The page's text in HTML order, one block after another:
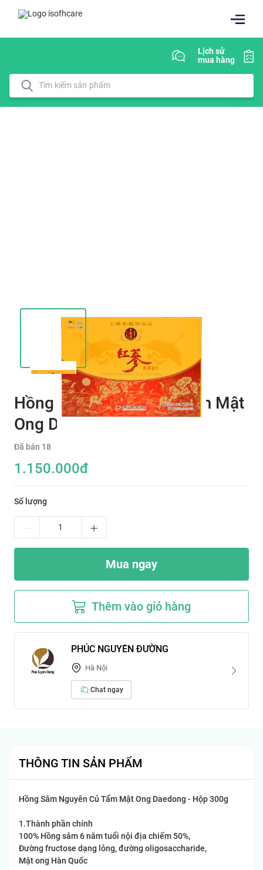
Lịch sử
mua hàng
Hồng Sâm Nguyên Củ Tẩm Mật
Ong Daedong 300g
Đã bán 18
1.150.000đ
Số lượng
Mua ngay
Thêm vào giỏ hàng
PHÚC NGUYÊN ĐƯỜNG
Hà Nội
Chat ngay
THÔNG TIN SẢN PHẨM
Hồng Sâm Nguyên Củ Tẩm Mật Ong Daedong - Hộp 300g
1.Thành phần chính
100% Hồng sâm 6 năm tuổi nội địa chiếm 50%,
Đường fructose dạng lỏng, đường oligosaccharide,
Mật ong Hàn Quốc